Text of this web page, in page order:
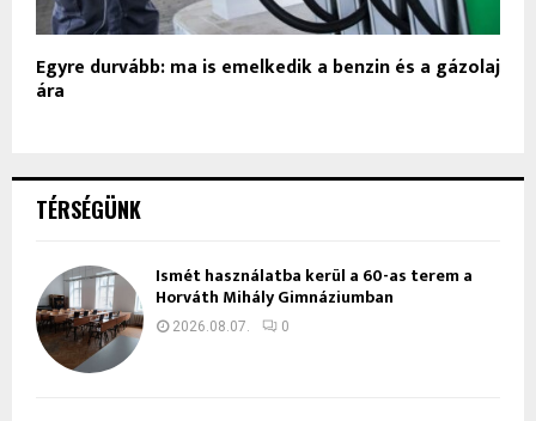
Egyre durvább: ma is emelkedik a benzin és a gázolaj
ára
TÉRSÉGÜNK
Ismét használatba kerül a 60-as terem a
Horváth Mihály Gimnáziumban
2026.08.07. 0